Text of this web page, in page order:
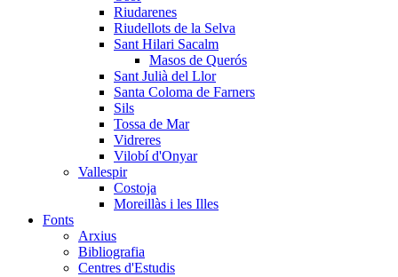
Riudarenes
Riudellots de la Selva
Sant Hilari Sacalm
Masos de Querós
Sant Julià del Llor
Santa Coloma de Farners
Sils
Tossa de Mar
Vidreres
Vilobí d'Onyar
Vallespir
Costoja
Moreillàs i les Illes
Fonts
Arxius
Bibliografia
Centres d'Estudis